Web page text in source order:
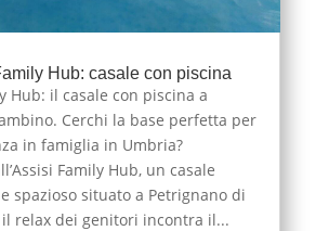
Hub: casale con piscina
Hub: il casale con piscina a
Cerchi la base perfetta per
in famiglia in Umbria?
Family Hub, un casale
spazioso situato a Petrignano di
il relax dei genitori incontra il...